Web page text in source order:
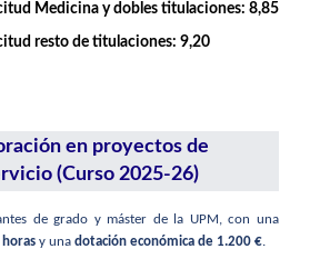
Medicina y dobles titulaciones: 8,85
resto de titulaciones: 9,20
en proyectos de
(Curso 2025-26)
de grado y máster de la UPM, con una
horas y una dotación económica de 1.200 €